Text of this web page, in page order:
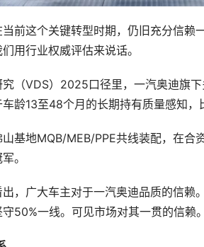
前这个关键转型时期，仍旧充分信
用行业权威评估来说话。
（VDS）2025口径里，一汽奥迪旗
13至48个月的长期持有质量感知，
基地MQB/MEB/PPE共线装配，在
。
，广大车主对于一汽奥迪品质的信
50%一线。可见市场对其一贯的信赖。